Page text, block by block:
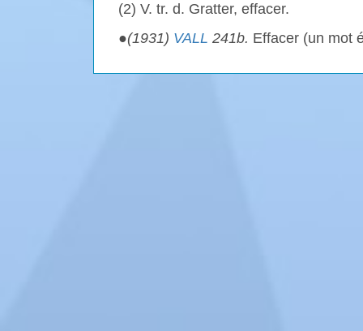
(2) V. tr. d. Gratter, effacer.
●(1931) VALL 241b. Effacer (un mot